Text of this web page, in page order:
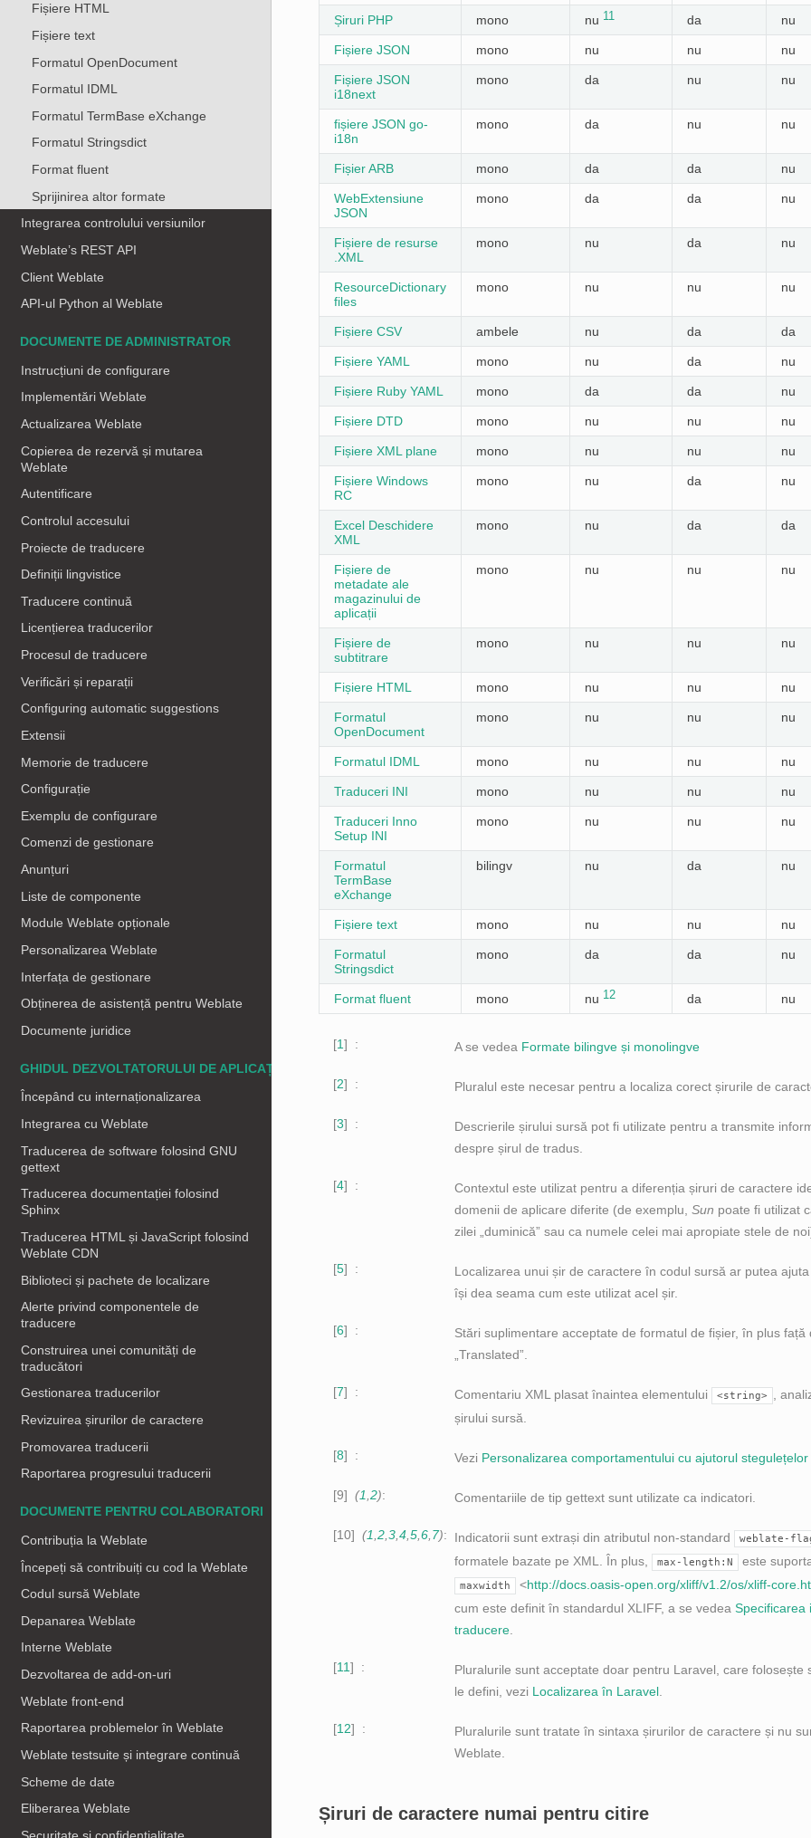
Fișiere HTML
Fișiere text
Formatul OpenDocument
Formatul IDML
Formatul TermBase eXchange
Formatul Stringsdict
Format fluent
Sprijinirea altor formate
Integrarea controlului versiunilor
Weblate’s REST API
Client Weblate
API-ul Python al Weblate
DOCUMENTE DE ADMINISTRATOR
Instrucțiuni de configurare
Implementări Weblate
Actualizarea Weblate
Copierea de rezervă și mutarea
Weblate
Autentificare
Controlul accesului
Proiecte de traducere
Definiții lingvistice
Traducere continuă
Licențierea traducerilor
Procesul de traducere
Verificări și reparații
Configuring automatic suggestions
Extensii
Memorie de traducere
Configurație
Exemplu de configurare
Comenzi de gestionare
Anunțuri
Liste de componente
Module Weblate opționale
Personalizarea Weblate
Interfața de gestionare
Obținerea de asistență pentru Weblate
Documente juridice
GHIDUL DEZVOLTATORULUI DE APLICAȚII
Începând cu internaționalizarea
Integrarea cu Weblate
Traducerea de software folosind GNU
gettext
Traducerea documentației folosind
Sphinx
Traducerea HTML și JavaScript folosind
Weblate CDN
Biblioteci și pachete de localizare
Alerte privind componentele de
traducere
Construirea unei comunități de
traducători
Gestionarea traducerilor
Revizuirea șirurilor de caractere
Promovarea traducerii
Raportarea progresului traducerii
DOCUMENTE PENTRU COLABORATORI
Contribuția la Weblate
Începeți să contribuiți cu cod la Weblate
Codul sursă Weblate
Depanarea Weblate
Interne Weblate
Dezvoltarea de add-on-uri
Weblate front-end
Raportarea problemelor în Weblate
Weblate testsuite și integrare continuă
Scheme de date
Eliberarea Weblate
Securitate și confidențialitate
Șiruri PHP mono nu 11 da nu
Fișiere JSON mono nu nu nu
Fișiere JSON
i18next
mono da nu nu
fișiere JSON go-
i18n
mono da nu nu
Fișier ARB mono da da nu
WebExtensiune
JSON
mono da da nu
Fișiere de resurse
.XML
mono nu da nu
ResourceDictionary
files
mono nu nu nu
Fișiere CSV ambele nu da da
Fișiere YAML mono nu da nu
Fișiere Ruby YAML mono da da nu
Fișiere DTD mono nu nu nu
Fișiere XML plane mono nu nu nu
Fișiere Windows
RC
mono nu da nu
Excel Deschidere
XML
mono nu da da
Fișiere de
metadate ale
magazinului de
aplicații
mono nu nu nu
Fișiere de
subtitrare
mono nu nu nu
Fișiere HTML mono nu nu nu
Formatul
OpenDocument
mono nu nu nu
Formatul IDML mono nu nu nu
Traduceri INI mono nu nu nu
Traduceri Inno
Setup INI
mono nu nu nu
Formatul
TermBase
eXchange
bilingv nu da nu
Fișiere text mono nu nu nu
Formatul
Stringsdict
mono da da nu
Format fluent mono nu 12 da nu
1 A se vedea Formate bilingve și monolingve
2 Pluralul este necesar pentru a localiza corect șirurile de
3
Descrierile șirului sursă pot fi utilizate pentru a transmite
despre șirul de tradus.
4
Contextul este utilizat pentru a diferenția șiruri de caractere
domenii de aplicare diferite (de exemplu, Sun poate fi utilizat
zilei „duminică” sau ca numele celei mai apropiate stele de
5
Localizarea unui șir de caractere în codul sursă ar putea
își dea seama cum este utilizat acel șir.
6
Stări suplimentare acceptate de formatul de fișier, în plus față
„Translated”.
7 Comentariu XML plasat înaintea elementului <string>
,
șirului sursă.
8 Vezi Personalizarea comportamentului cu ajutorul stegulețelor
9 (1 2) Comentariile de tip gettext sunt utilizate ca indicatori.
10 (1 2, 3, 4, 5, 6, 7) Indicatorii sunt extrași din atributul non-standard weblate-
formatele bazate pe XML. În plus,
max-length:N este
maxwidth <http://docs.oasis-open.org/xliff/v1.2/os/xliff-
cum este definit în standardul XLIFF, a se vedea Specificarea
traducere.
11
Pluralurile sunt acceptate doar pentru Laravel, care folosește
le defini, vezi Localizarea în Laravel.
12
Pluralurile sunt tratate în sintaxa șirurilor de caractere și nu
Weblate.
Șiruri de caractere numai pentru citire